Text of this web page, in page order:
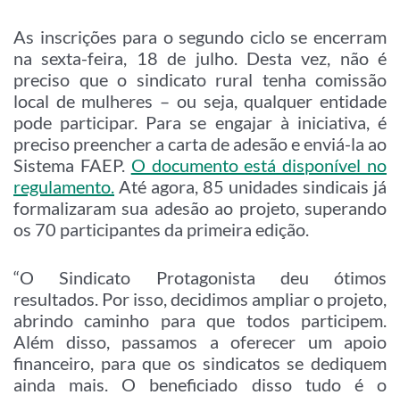
As inscrições para o segundo ciclo se encerram
na sexta-feira, 18 de julho. Desta vez, não é
preciso que o sindicato rural tenha comissão
local de mulheres – ou seja, qualquer entidade
pode participar. Para se engajar à iniciativa, é
preciso preencher a carta de adesão e enviá-la ao
Sistema FAEP. O documento está disponível no
regulamento. Até agora, 85 unidades sindicais já
formalizaram sua adesão ao projeto, superando
os 70 participantes da primeira edição.
“O Sindicato Protagonista deu ótimos
resultados. Por isso, decidimos ampliar o projeto,
abrindo caminho para que todos participem.
Além disso, passamos a oferecer um apoio
financeiro, para que os sindicatos se dediquem
ainda mais. O beneficiado disso tudo é o